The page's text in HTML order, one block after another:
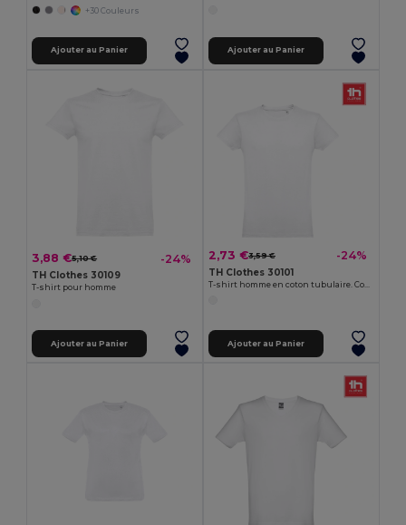
+30 Couleurs
Ajouter au Panier Ajouter au Panier
3,88 €5,10 € -24%
TH Clothes 30109
T-shirt pour homme
Ajouter au Panier
2,73 €3,59 € -24%
TH Clothes 30101
Ajouter au Panier